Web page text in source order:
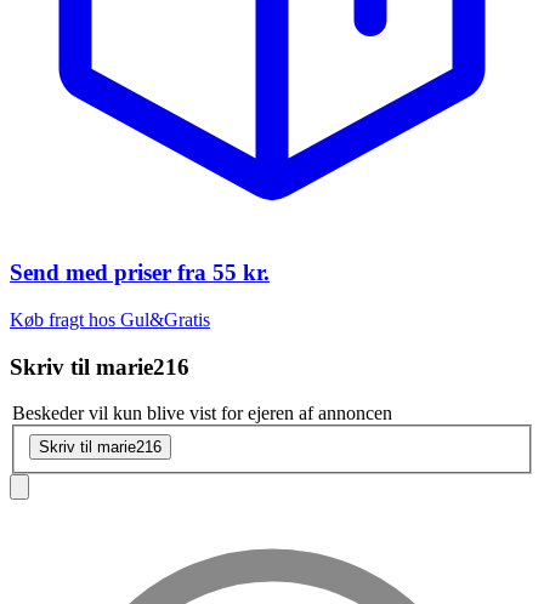
Send med priser fra 55 kr.
Køb fragt hos Gul&Gratis
Skriv til marie216
Beskeder vil kun blive vist for ejeren af annoncen
Skriv til marie216